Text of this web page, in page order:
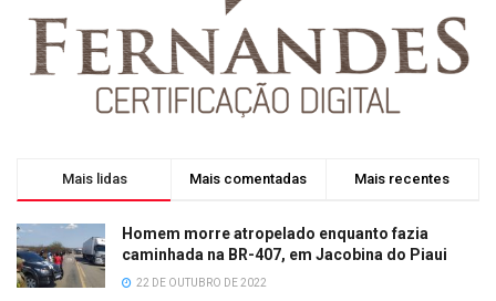
Mais lidas Mais comentadas Mais recentes
Homem morre atropelado enquanto fazia
caminhada na BR-407, em Jacobina do Piaui
22 DE OUTUBRO DE 2022